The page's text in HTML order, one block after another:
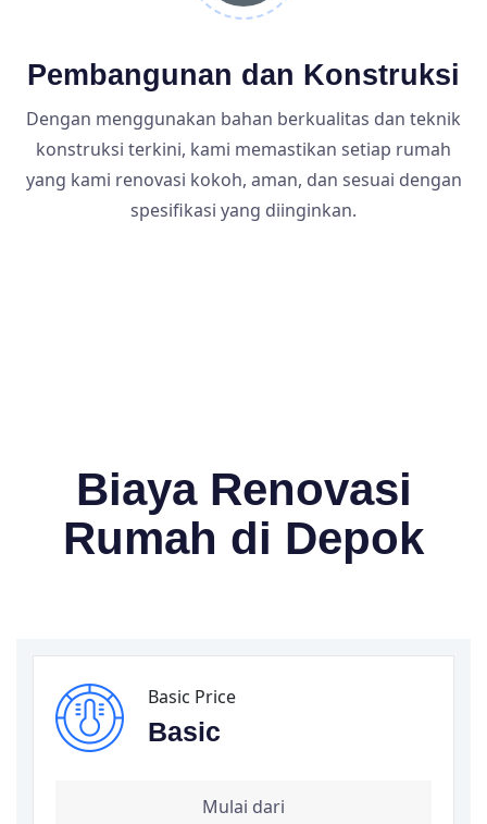
Pembangunan dan Konstruksi
Dengan menggunakan bahan berkualitas dan teknik
konstruksi terkini, kami memastikan setiap rumah
yang kami renovasi kokoh, aman, dan sesuai dengan
spesifikasi yang diinginkan.
Biaya Renovasi
Rumah di Depok
Basic Price
Basic
Mulai dari